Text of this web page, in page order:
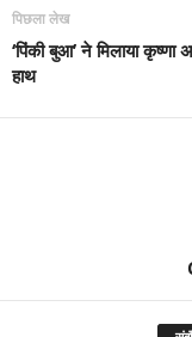
पिछला लेख
‘पिंकी बुआ’ ने मिलाया
हाथ